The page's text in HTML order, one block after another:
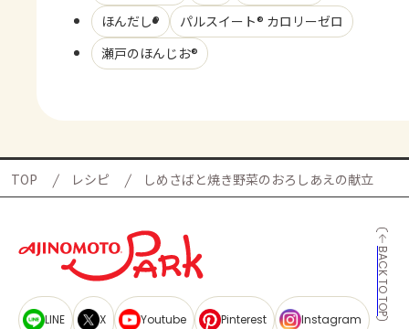
ほんだし®
パルスイート® カロリーゼロ
瀬戸のほんじお®
TOP レシピ しめさばと焼き野菜のおろしあえの献立
BACK TO TOP
LINE X Youtube Pinterest Instagram